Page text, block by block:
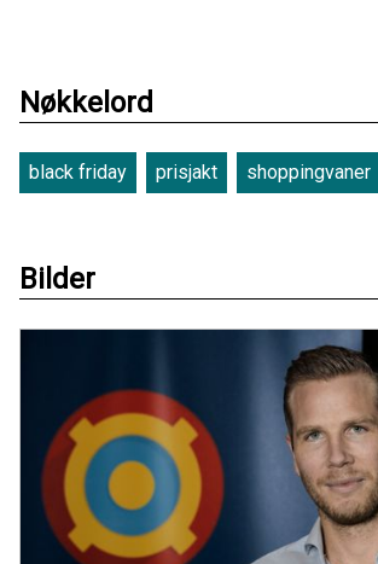
Nøkkelord
black friday prisjakt shoppingvaner
Bilder